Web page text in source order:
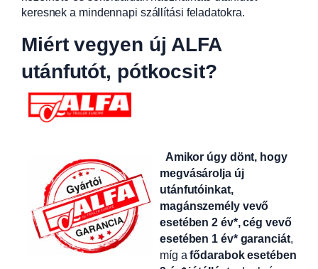
keresnek a mindennapi szállítási feladatokra.
Miért vegyen új ALFA
utánfutót, pótkocsit?
Amikor úgy dönt, hogy
megvásárolja új
utánfutóinkat,
magánszemély vevő
esetében 2 év*, cég vevő
esetében 1 év* garanciát,
míg afődarabok esetében